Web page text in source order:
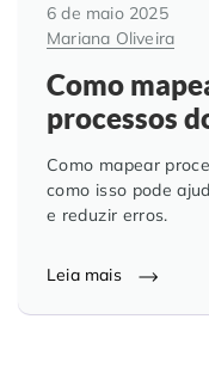
6 de maio 2025
Mariana Oliveira
Como
processos
Como mapear
como isso pode
e reduzir erros.
Leia mais